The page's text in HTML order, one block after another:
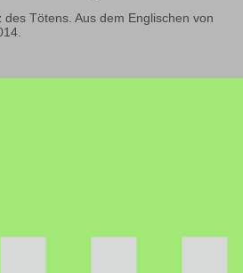
Tötens. Aus dem Englischen von